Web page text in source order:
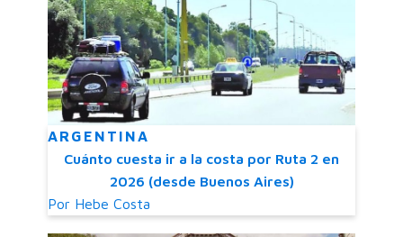
ARGENTINA
Cuánto cuesta ir a la costa por Ruta 2 en
2026 (desde Buenos Aires)
Por Hebe Costa